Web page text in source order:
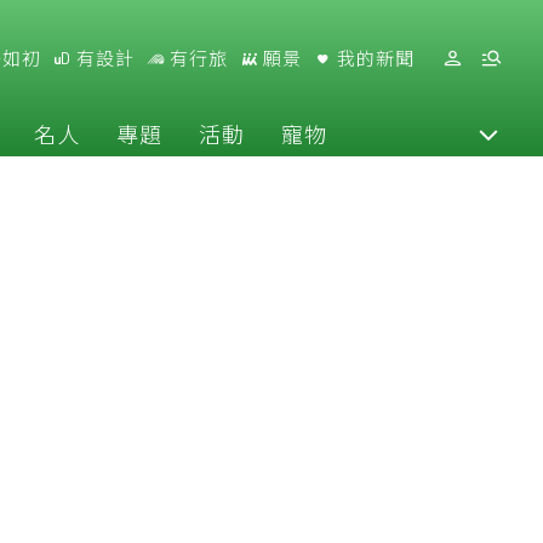
初 有設計 有行旅 願景 我的新聞
名人 專題 活動 寵物